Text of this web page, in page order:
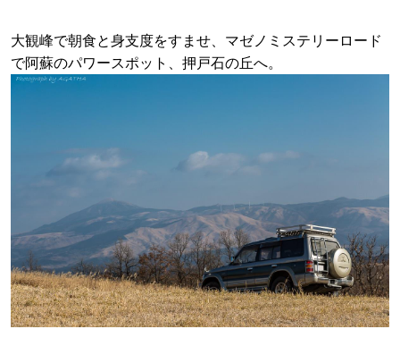
大観峰で朝食と身支度をすませ、マゼノミステリーロード
で阿蘇のパワースポット、 押戸石の丘へ。